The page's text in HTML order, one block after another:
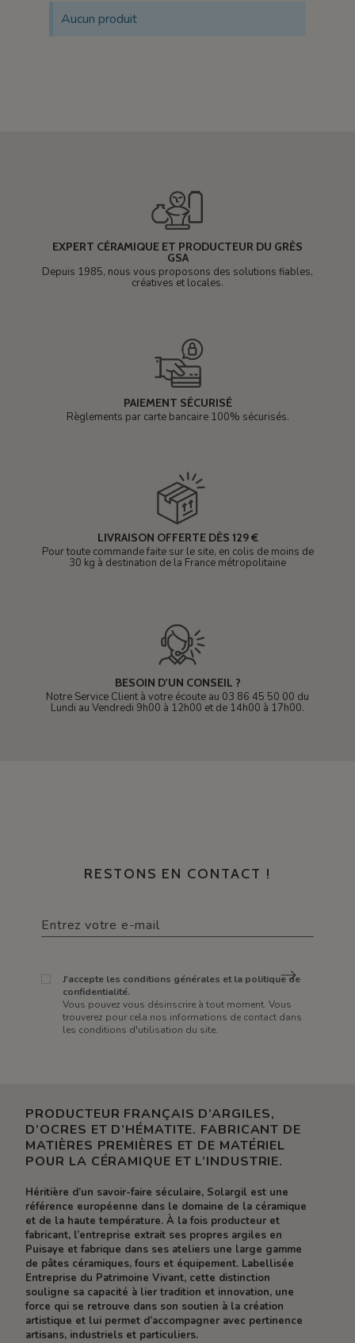
Aucun produit
EXPERT CÉRAMIQUE ET PRODUCTEUR DU GRÈS
GSA
Depuis 1985, nous vous proposons des solutions fiables,
créatives et locales.
PAIEMENT SÉCURISÉ
Règlements par carte bancaire 100% sécurisés.
LIVRAISON OFFERTE DÈS 129 €
Pour toute commande faite sur le site, en colis de moins de
30 kg à destination de la France métropolitaine
BESOIN D'UN CONSEIL ?
Notre Service Client à votre écoute au 03 86 45 50 00 du
Lundi au Vendredi 9h00 à 12h00 et de 14h00 à 17h00.
RESTONS EN CONTACT !
J'accepte les conditions générales et la politique de
confidentialité.
Vous pouvez vous désinscrire à tout moment. Vous
trouverez pour cela nos informations de contact dans
les conditions d'utilisation du site.
PRODUCTEUR FRANÇAIS D’ARGILES,
D’OCRES ET D’HÉMATITE. FABRICANT DE
MATIÈRES PREMIÈRES ET DE MATÉRIEL
POUR LA CÉRAMIQUE ET L’INDUSTRIE.
Héritière d’un savoir-faire séculaire, Solargil est une
référence européenne dans le domaine de la céramique
et de la haute température. À la fois producteur et
fabricant, l’entreprise extrait ses propres argiles en
Puisaye et fabrique dans ses ateliers une large gamme
de pâtes céramiques, fours et équipement. Labellisée
Entreprise du Patrimoine Vivant, cette distinction
souligne sa capacité à lier tradition et innovation, une
force qui se retrouve dans son soutien à la création
artistique et lui permet d’accompagner avec pertinence
artisans, industriels et particuliers.